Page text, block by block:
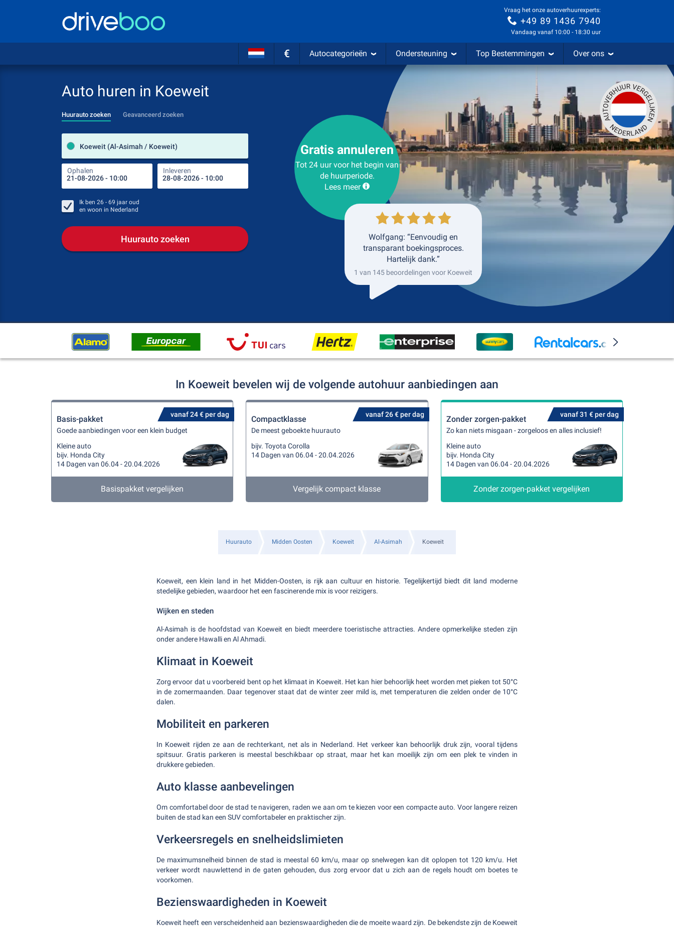
Vraag het onze autoverhuurexperts:
+49 89 1436 7940
Vandaag vanaf 10:00 - 18:30 uur
€ Autocategorieën Ondersteuning Top Bestemmingen Over ons
Auto huren in Koeweit
Huurauto zoeken Geavanceerd zoeken
Koeweit (Al-Asimah / Koeweit)
Ophalen Inleveren Plaats voor teruggave
Ik ben 26 - 69 jaar oud
en woon in Nederland
Huurauto zoeken
Gratis annuleren
Tot 24 uur voor het begin van
de huurperiode.
Lees meer
Wolfgang: “Eenvoudig en
transparant boekingsproces.
Hartelijk dank.”
1 van 145 beoordelingen voor Koeweit
In Koeweit bevelen wij de volgende autohuur aanbiedingen aan
vanaf 24 € per dag
Basis-pakket
Goede aanbiedingen voor een klein budget
Kleine auto
bijv. Honda City
14 Dagen van 06.04 - 20.04.2026
Basispakket vergelijken
vanaf 26 € per dag
Compactklasse
De meest geboekte huurauto
bijv. Toyota Corolla
14 Dagen van 06.04 - 20.04.2026
Vergelijk compact klasse
vanaf 31 € per dag
Zonder zorgen-pakket
Zo kan niets misgaan - zorgeloos en alles inclusief!
Kleine auto
bijv. Honda City
14 Dagen van 06.04 - 20.04.2026
Zonder zorgen-pakket vergelijken
Huurauto Midden Oosten Koeweit Al-Asimah Koeweit
Koeweit, een klein land in het Midden-Oosten, is rijk aan cultuur en historie. Tegelijkertijd biedt dit land moderne
stedelijke gebieden, waardoor het een fascinerende mix is voor reizigers.
Wijken en steden
Al-Asimah is de hoofdstad van Koeweit en biedt meerdere toeristische attracties. Andere opmerkelijke steden zijn
onder andere Hawalli en Al Ahmadi.
Klimaat in Koeweit
Zorg ervoor dat u voorbereid bent op het klimaat in Koeweit. Het kan hier behoorlijk heet worden met pieken tot 50°C
in de zomermaanden. Daar tegenover staat dat de winter zeer mild is, met temperaturen die zelden onder de 10°C
dalen.
Mobiliteit en parkeren
In Koeweit rijden ze aan de rechterkant, net als in Nederland. Het verkeer kan behoorlijk druk zijn, vooral tijdens
spitsuur. Gratis parkeren is meestal beschikbaar op straat, maar het kan moeilijk zijn om een plek te vinden in
drukkere gebieden.
Auto klasse aanbevelingen
Om comfortabel door de stad te navigeren, raden we aan om te kiezen voor een compacte auto. Voor langere reizen
buiten de stad kan een SUV comfortabeler en praktischer zijn.
Verkeersregels en snelheidslimieten
De maximumsnelheid binnen de stad is meestal 60 km/u, maar op snelwegen kan dit oplopen tot 120 km/u. Het
verkeer wordt nauwlettend in de gaten gehouden, dus zorg ervoor dat u zich aan de regels houdt om boetes te
voorkomen.
Bezienswaardigheden in Koeweit
Koeweit heeft een verscheidenheid aan bezienswaardigheden die de moeite waard zijn. De bekendste zijn de Koeweit